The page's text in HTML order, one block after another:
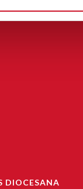
DIOCESANA